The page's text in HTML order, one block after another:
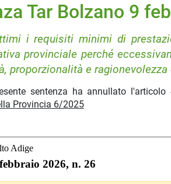
Tar Bolzano 9
i requisiti minimi di
provinciale perché
proporzionalità e
sentenza ha annullato
Provincia 6/2025
Adige
2026, n. 26